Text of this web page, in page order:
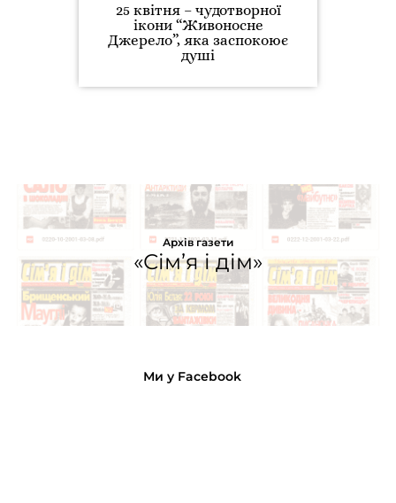
25 квітня – чудотворної
ікони “Живоносне
Джерело”, яка заспокоює
душі
Архів газети
«Сім’я і дім»
Ми у Facebook